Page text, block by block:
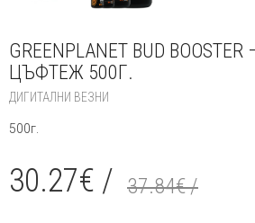
GREENPLANET BUD
ЦЪФТЕЖ 500Г.
ДИГИТАЛНИ ВЕЗНИ
500г.
37.84€/
30.27€ /